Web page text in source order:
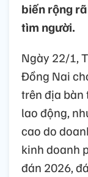
biến rộng
tìm người.
Ngày 22/1,
Đồng Nai
trên địa bàn
lao động,
cao do
kinh doanh
đán 2026,